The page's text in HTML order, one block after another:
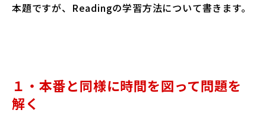
本題ですが、Readingの学習方法について書きます。
１・本番と同様に時間を図って問題を
解く